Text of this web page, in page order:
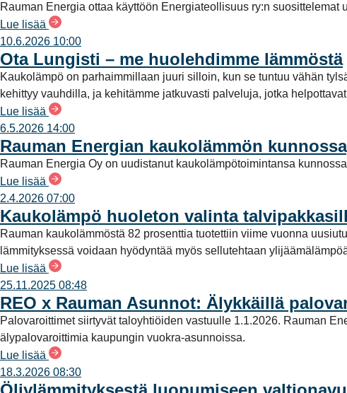
Rauman Energia ottaa käyttöön Energiateollisuus ry:n
Lue lisää
10.6.2026 10:00
Ota Lungisti – me huolehdimme lämmöstä
Kaukolämpö on parhaimmillaan juuri silloin, kun se tuntuu vähän
kehittyy vauhdilla, ja kehitämme jatkuvasti palveluja, jotka
Lue lisää
6.5.2026 14:00
Rauman Energian kaukolämmön
Rauman Energia Oy on uudistanut kaukolämpötoimintansa
Lue lisää
2.4.2026 07:00
Kaukolämpö huoleton valinta
Rauman kaukolämmöstä 82 prosenttia tuotettiin viime vuonna
lämmityksessä voidaan hyödyntää myös sellutehtaan
Lue lisää
25.11.2025 08:48
REO x Rauman Asunnot: Älykkäillä
Palovaroittimet siirtyvät taloyhtiöiden vastuulle 1.1.2026. Rauman
älypalovaroittimia kaupungin vuokra-asunnoissa.
Lue lisää
18.3.2026 08:30